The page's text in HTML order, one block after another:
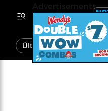
Última Hora Noticias
Advertisements